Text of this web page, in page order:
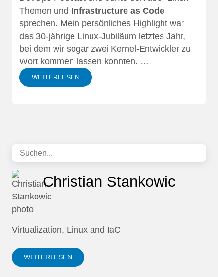
Themen und Infrastructure as Code
sprechen. Mein persönliches Highlight war
das 30-jährige Linux-Jubiläum letztes Jahr,
bei dem wir sogar zwei Kernel-Entwickler zu
Wort kommen lassen konnten. …
WEITERLESEN
Christian Stankowic
Virtualization, Linux and IaC
WEITERLESEN